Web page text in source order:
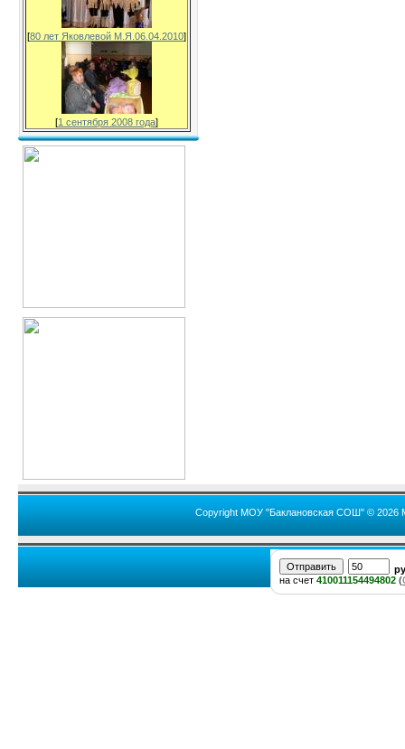
[80 лет Яковлевой М.Я.06.04.2010]
[1 сентября 2008 года]
Copyright МОУ "Баклановская СОШ" © 2026
на счет 410011154494802 (